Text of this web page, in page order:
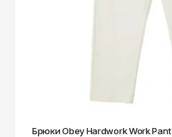
Брюки Obey Hardwork Work Pant